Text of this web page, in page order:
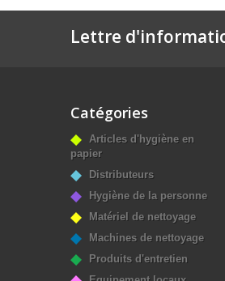
Lettre
Catégories
Articles d'hygiène en
papier
Distributeurs
Hygiène de la personne
Matériel de nettoyage
Machines de nettoyage
Produits d'entretien